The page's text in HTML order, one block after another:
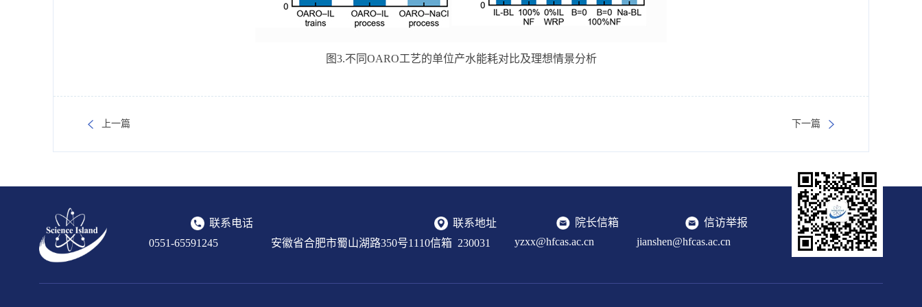
图3.不同OARO工艺的单位产水能耗对比及理想情景分析
上一篇 下一篇
联系电话
0551-65591245
联系地址
安徽省合肥市蜀山湖路350号1110信箱 230031
院长信箱
yzxx@hfcas.ac.cn
信访举报
jianshen@hfcas.ac.cn